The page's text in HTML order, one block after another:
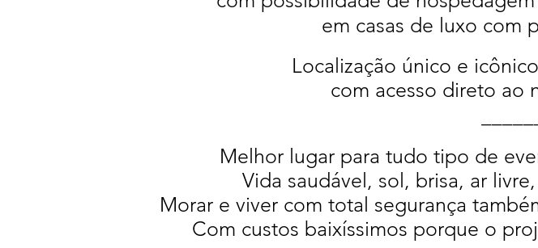
em casas de luxo com
Localização único e
com acesso direto ao
Melhor lugar para tudo tipo de
Vida saudável, sol, brisa, ar
Morar e viver com total segurança
Com custos baixíssimos porque o